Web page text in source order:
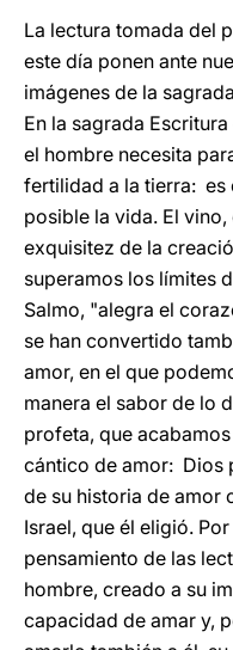
La lectura tomada del
este día ponen ante
imágenes de la
En la sagrada
el hombre necesita
fertilidad a la tierra: es
posible la vida. El
exquisitez de la
superamos los límites
Salmo, "alegra el
se han convertido
amor, en el que
manera el sabor de lo
profeta, que
cántico de amor: Dios
de su historia de amor
Israel, que él eligió.
pensamiento de las
hombre, creado a su
capacidad de amar y,